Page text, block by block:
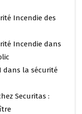
Incendie des
Incendie dans
dans la sécurité
Securitas :